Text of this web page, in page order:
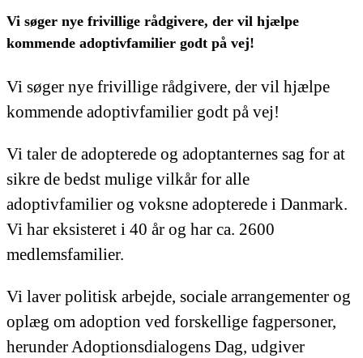
Vi søger nye frivillige rådgivere, der vil hjælpe
kommende adoptivfamilier godt på vej!
Vi søger nye frivillige rådgivere, der vil hjælpe
kommende adoptivfamilier godt på vej!
Vi taler de adopterede og adoptanternes sag for at
sikre de bedst mulige vilkår for alle
adoptivfamilier og voksne adopterede i Danmark.
Vi har eksisteret i 40 år og har ca. 2600
medlemsfamilier.
Vi laver politisk arbejde, sociale arrangementer og
oplæg om adoption ved forskellige fagpersoner,
herunder Adoptionsdialogens Dag, udgiver